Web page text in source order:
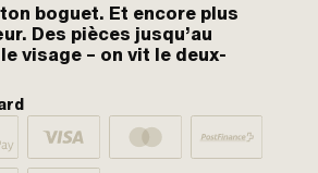
boguet. Et encore plus
Des pièces jusqu’au
visage – on vit le deux-